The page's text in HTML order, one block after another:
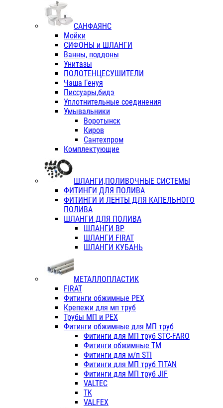
САНФАЯНС
Мойки
СИФОНЫ и ШЛАНГИ
Ванны, поддоны
Унитазы
ПОЛОТЕНЦЕСУШИТЕЛИ
Чаша Генуя
Писсуары,бидэ
Уплотнительные соединения
Умывальники
Воротынск
Киров
Сантехпром
Комплектующие
ШЛАНГИ,ПОЛИВОЧНЫЕ СИСТЕМЫ
ФИТИНГИ ДЛЯ ПОЛИВА
ФИТИНГИ И ЛЕНТЫ ДЛЯ КАПЕЛЬНОГО
ПОЛИВА
ШЛАНГИ ДЛЯ ПОЛИВА
ШЛАНГИ ВР
ШЛАНГИ FIRAT
ШЛАНГИ КУБАНЬ
МЕТАЛЛОПЛАСТИК
FIRAT
Фитинги обжимные PEX
Крепежи для мп труб
Трубы МП и PEX
Фитинги обжимные для МП труб
Фитинги для МП труб STC-FARO
Фитинги обжимные ТМ
Фитинги для м/п STI
Фитинги для МП труб TITAN
Фитинги для МП труб JIF
VALTEC
TK
VALFEX